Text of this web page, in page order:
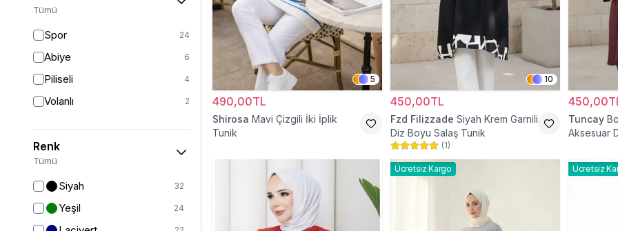
19
Ferace 126
Kap & Pardesü
Trençkot
Hırka
Tümü
Spor 24
Abiye 6
Piliseli 4
Volanlı 2
Renk
Tümü
Siyah 32
Yeşil 24
5
490,00TL
Shirosa Mavi Çizgili İki İplik
Tunik
10
450,00TL
Fzd Filizzade Siyah Krem Garnili
Diz Boyu Salaş Tunik
(1)
Tuncay
Aksesuar
Ücretsiz Kargo Ücretsiz